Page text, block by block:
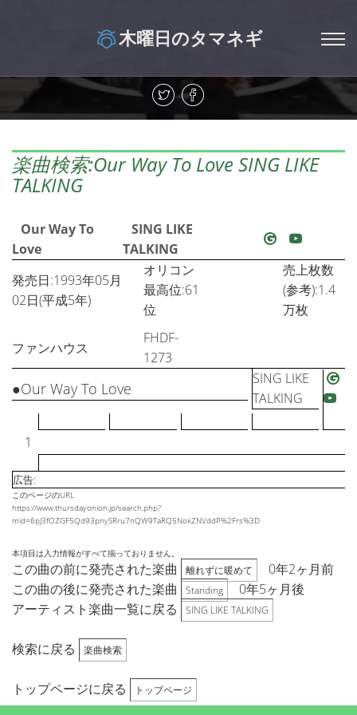
木曜日のタマネギ
楽曲検索:Our Way To Love SING LIKE
TALKING
Our Way To
Love
SING LIKE
TALKING
発売日:1993年05月
02日(平成5年)
オリコン
最高位:61
位
売上枚数
(参考):1.4
万枚
ファンハウス
FHDF-
1273
1
●Our Way To Love
SING LIKE
TALKING
広告:
このページのURL
https://www.thursdayonion.jp/search.php?
mid=6pJ3fOZGF5Qd93pnySRru7nQW9TaRQ5NokZNVddP%2Frs%3D
本項目は入力情報がすべて揃っておりません。
この曲の前に発売された楽曲 離れずに暖めて
0年2ヶ月前
この曲の後に発売された楽曲
Standing
0年5ヶ月後
アーティスト楽曲一覧に戻る
SING LIKE TALKING
検索に戻る 楽曲検索
トップページに戻る トップページ